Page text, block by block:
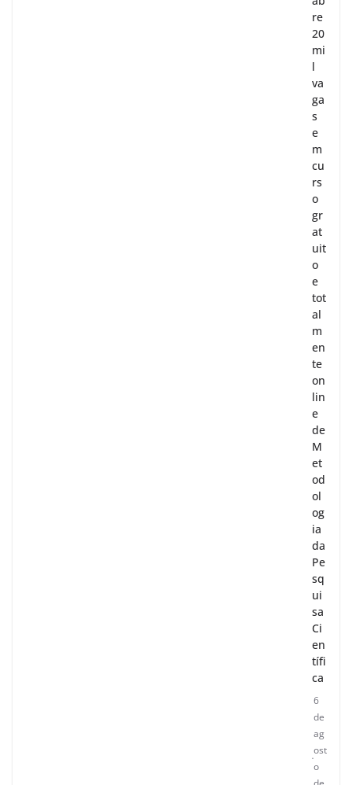
re
20
mi
l
va
ga
s
e
m
cu
rs
o
gr
at
uit
o
e
tot
al
m
en
te
on
lin
e
de
M
et
od
ol
og
ia
da
Pe
sq
ui
sa
Ci
en
tífi
ca
6
de
ag
ost
o